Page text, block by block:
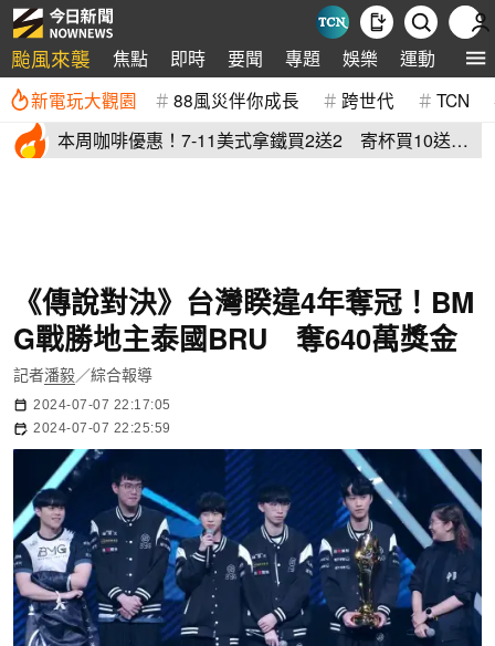
颱風來襲 焦點 即時 要聞 專題 娛樂 運動 全球
新電玩大觀園 88風災伴你成長 跨世代 TCN
本周咖啡優惠！7-11美式拿鐵買2送2 寄杯買10送
《傳說對決》台灣睽違4年奪冠！BM
G戰勝地主泰國BRU 奪640萬獎金
記者潘毅／綜合報導
2024-07-07 22:17:05
2024-07-07 22:25:59